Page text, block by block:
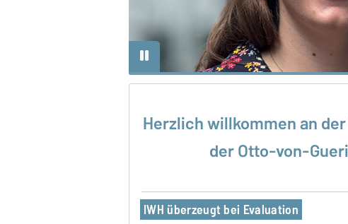
Herzlich willkommen an
der Otto-von-
IWH überzeugt bei Evaluation